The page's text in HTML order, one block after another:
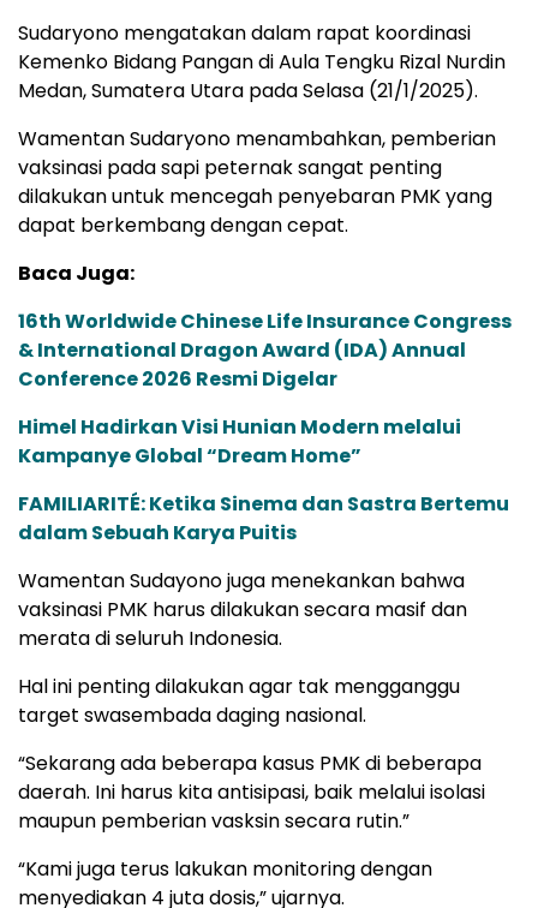
Sudaryono mengatakan dalam rapat koordinasi
Kemenko Bidang Pangan di Aula Tengku Rizal Nurdin
Medan, Sumatera Utara pada Selasa (21/1/2025).
Wamentan Sudaryono menambahkan, pemberian
vaksinasi pada sapi peternak sangat penting
dilakukan untuk mencegah penyebaran PMK yang
dapat berkembang dengan cepat.
Baca Juga:
16th Worldwide Chinese Life Insurance Congress
& International Dragon Award (IDA) Annual
Conference 2026 Resmi Digelar
Himel Hadirkan Visi Hunian Modern melalui
Kampanye Global “Dream Home”
FAMILIARITÉ: Ketika Sinema dan Sastra Bertemu
dalam Sebuah Karya Puitis
Wamentan Sudayono juga menekankan bahwa
vaksinasi PMK harus dilakukan secara masif dan
merata di seluruh Indonesia.
Hal ini penting dilakukan agar tak mengganggu
target swasembada daging nasional.
“Sekarang ada beberapa kasus PMK di beberapa
daerah. Ini harus kita antisipasi, baik melalui isolasi
maupun pemberian vasksin secara rutin.”
“Kami juga terus lakukan monitoring dengan
menyediakan 4 juta dosis,” ujarnya.